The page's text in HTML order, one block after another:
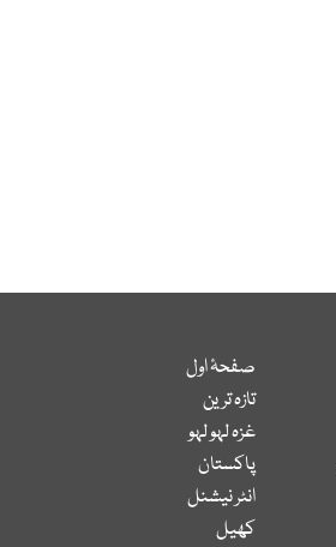
صفحۂ اول
تازہ ترین
غزہ لہو لہو
پاکستان
انٹر نیشنل
کھیل